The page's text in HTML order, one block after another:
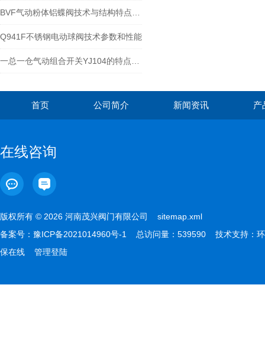
Q941F不锈钢电动球阀技术参数和性能
首页 公司简介 新闻资讯 产
在线咨询
版权所有 © 2026 河南茂兴阀门有限公司 sitemap.xml
备案号： 豫ICP备2021014960号-1 总访问量：539590 技术支持： 环
保在线
管理登陆